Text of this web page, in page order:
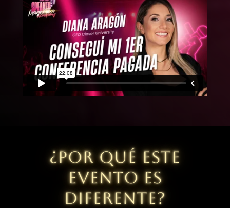
¿POR QUÉ ESTE
EVENTO ES
DIFERENTE?